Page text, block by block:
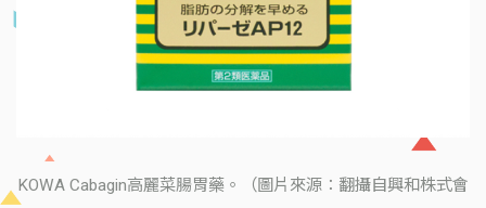
KOWA Cabagin高麗菜腸胃藥。（圖片來源：翻攝自興和株式會